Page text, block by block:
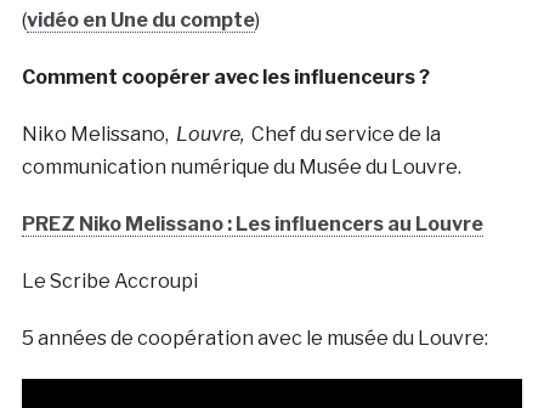
(vidéo en Une du compte)
Comment coopérer avec les influenceurs ?
Niko Melissano, Louvre, Chef du service de la
communication numérique du Musée du Louvre.
PREZ Niko Melissano : Les influencers au Louvre
Le Scribe Accroupi
5 années de coopération avec le musée du Louvre: